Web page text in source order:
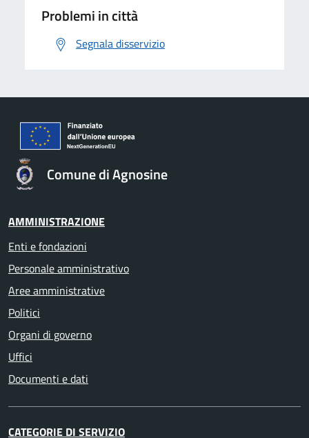
Problemi in città
Segnala disservizio
Comune di Agnosine
AMMINISTRAZIONE
Enti e fondazioni
Personale amministrativo
Aree amministrative
Politici
Organi di governo
Uffici
Documenti e dati
CATEGORIE DI SERVIZIO